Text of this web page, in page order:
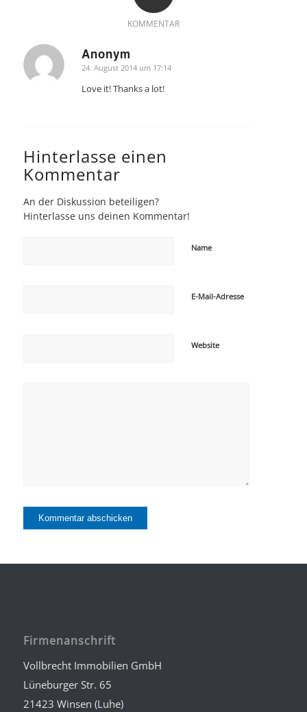
KOMMENTAR
Anonym
sagte:
24. August 2014 um 17:14
Love it! Thanks a lot!
Hinterlasse einen
Kommentar
An der Diskussion beteiligen?
Hinterlasse uns deinen Kommentar!
Name
E-Mail-Adresse
Website
Firmenanschrift
Vollbrecht Immobilien GmbH
Lüneburger Str. 65
21423 Winsen (Luhe)